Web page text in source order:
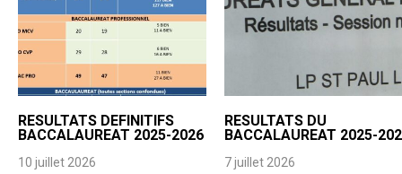
RESULTATS DEFINITIFS
BACCALAUREAT 2025-2026
10 juillet 2026
RESULTATS DU
BACCALAUREAT 2025-
7 juillet 2026